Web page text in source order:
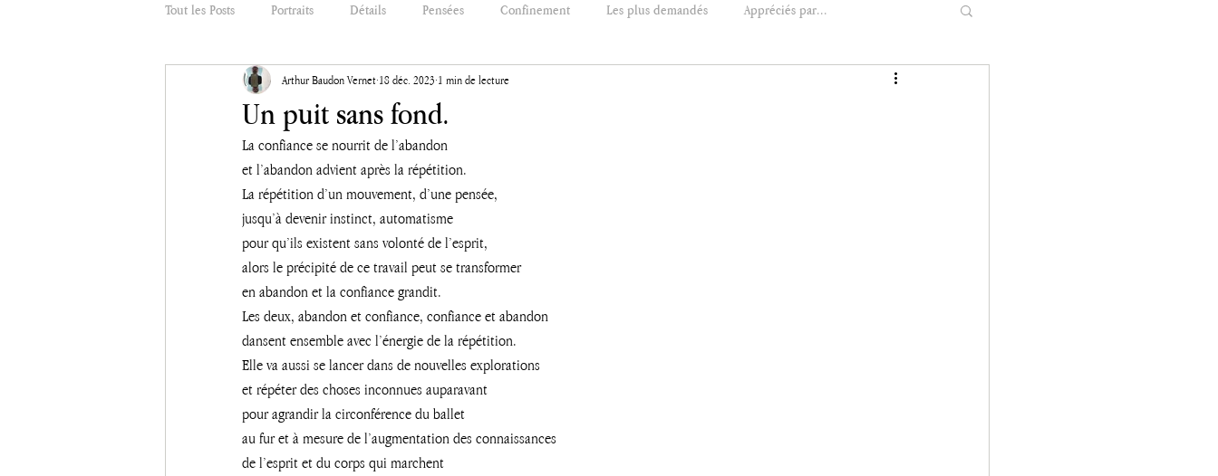
Tout les Posts Portraits Détails Pensées Confinement Les plus demandés Appréciés par...
Un puit sans fond.
Arthur Baudon Vernet 18 déc. 2023 1 min de lecture
La confiance se nourrit de l’abandon
et l’abandon advient après la répétition.
La répétition d’un mouvement, d’une pensée,
jusqu’à devenir instinct, automatisme
pour qu’ils existent sans volonté de l’esprit,
alors le précipité de ce travail peut se transformer
en abandon et la confiance grandit.
Les deux, abandon et confiance, confiance et abandon
dansent ensemble avec l’énergie de la répétition.
Elle va aussi se lancer dans de nouvelles explorations
et répéter des choses inconnues auparavant
pour agrandir la circonférence du ballet
au fur et à mesure de l’augmentation des connaissances
de l’esprit et du corps qui marchent